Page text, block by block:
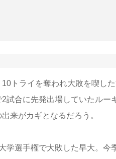
トライを奪われ大敗を喫し
試合に先発出場していたル
来がカギとなるだろう。
学選手権で大敗した早大。